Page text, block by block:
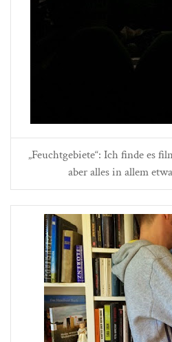
„Feuchtgebiete“: Ich finde es
aber alles in allem